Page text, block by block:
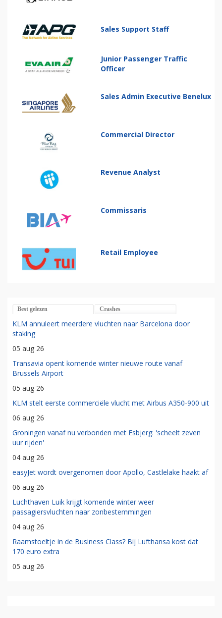
Sales Support Staff
Junior Passenger Traffic
Officer
Sales Admin Executive Benelux
Commercial Director
Revenue Analyst
Commissaris
Retail Employee
Best gelezen Crashes
KLM annuleert meerdere vluchten naar Barcelona door
staking
05 aug 26
Transavia opent komende winter nieuwe route vanaf
Brussels Airport
05 aug 26
KLM stelt eerste commerciële vlucht met Airbus A350-900 uit
06 aug 26
Groningen vanaf nu verbonden met Esbjerg: 'scheelt zeven
uur rijden'
04 aug 26
easyJet wordt overgenomen door Apollo, Castlelake haakt af
06 aug 26
Luchthaven Luik krijgt komende winter weer
passagiersvluchten naar zonbestemmingen
04 aug 26
Raamstoeltje in de Business Class? Bij Lufthansa kost dat
170 euro extra
05 aug 26